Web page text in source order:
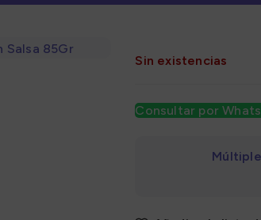
Marcas Sin existencias
Consultar por